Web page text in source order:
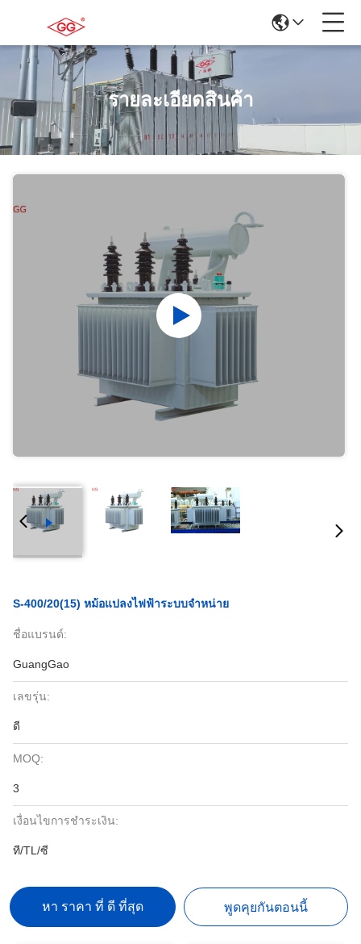
รายละเอียดสินค้า
S-400/20(15) หม้อแปลงไฟฟ้าระบบจำหน่าย
ชื่อแบรนด์:
GuangGao
เลขรุ่น:
ดี
MOQ:
3
เงื่อนไขการชำระเงิน:
ที/TL/ซี
หา ราคา ที่ ดี ที่สุด พูดคุยกันตอนนี้